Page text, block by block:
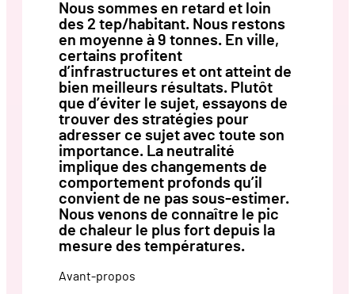
Nous sommes en retard et loin
des 2 tep/habitant. Nous restons
en moyenne à 9 tonnes. En ville,
certains profitent
d’infrastructures et ont atteint de
bien meilleurs résultats. Plutôt
que d’éviter le sujet, essayons de
trouver des stratégies pour
adresser ce sujet avec toute son
importance. La neutralité
implique des changements de
comportement profonds qu’il
convient de ne pas sous-estimer.
Nous venons de connaître le pic
de chaleur le plus fort depuis la
mesure des températures.
Avant-propos